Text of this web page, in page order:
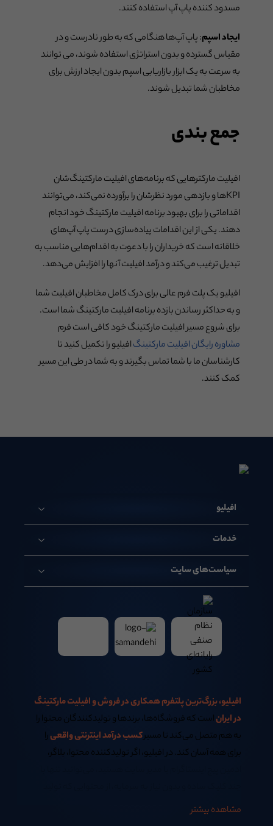
مسدود کننده پاپ آپ استفاده کنند.
ایجاد اسپم: پاپ آپ‌ها هنگامی که به طور نادرست و در
مقیاس گسترده و بدون استراتژی استفاده شوند، می توانند
به سرعت به یک ابزار بازاریابی اسپم بدون ایجاد ارزش برای
مخاطبان شما تبدیل شوند.
جمع بندی
افیلیت مارکترهایی که برنامه‌های افیلیت مارکتینگ‌شان
KPIها و بازدهی مورد نظرشان را برآورده نمی‌کند، می‌توانند
اقداماتی را برای بهبود برنامه افیلیت مارکتینگ خود انجام
دهند. یکی از این اقدامات پیاده‌سازی درست پاپ‌ آپ‌های
خلاقانه است که خریداران را با دعوت به اقدام‌هایی مناسب به
تبدیل ترغیب می‌کند و درآمد افیلیت آنها را افزایش می‌دهد.
افیلیو یک پلت فرم عالی برای درک کامل مخاطبان افیلیت شما
و به حداکثر رساندن بازده برنامه افیلیت مارکتینگ شما است.
برای شروع مسیر افیلیت مارکتینگ خود کافی است فرم
مشاوره رایگان افیلیت مارکتینگافیلیو را تکمیل کنید تا
کارشناسان ما با شما تماس بگیرند و به شما در طی این مسیر
کمک کنند.
افیلیو
خدمات
سیاست‌های سایت
افیلیو، بزرگ‌ترین پلتفرم همکاری در فروش و افیلیت مارکتینگ
در ایراناست که فروشگاه‌ها، برندها و تولیدکنندگان محتوا را
به هم متصل می‌کند تا مسیرکسب درآمد اینترنتی واقعیرا
برای همه آسان کند. در افیلیو، اگر تولیدکننده محتوا، بلاگر،
می‌کنیدکسب درآمد اینترنتی در خانهمشاهده بیشتر